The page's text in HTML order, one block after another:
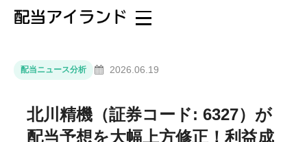
配当ニュース分析 2026.06.19
北川精機（証券コード: 6327）が
配当予想を大幅上方修正！利益成